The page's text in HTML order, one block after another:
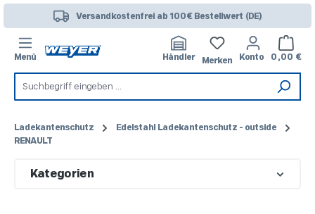
Zum Hauptinhalt springenVersandkostenfrei ab 100€ Bestellwert (DE)
Menü Händler Merken Konto 0,00 €
Ladekantenschutz
Edelstahl Ladekantenschutz - outside
RENAULT
Kategorien